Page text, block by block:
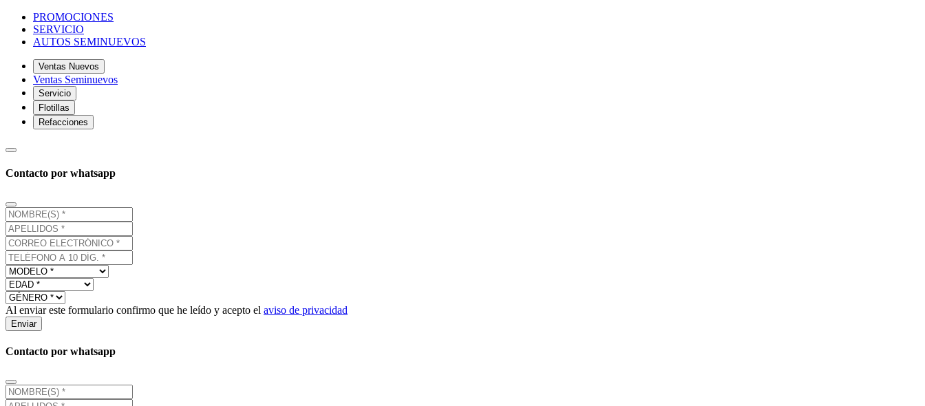
PROMOCIONES
SERVICIO
AUTOS SEMINUEVOS
Ventas Nuevos
Ventas Seminuevos
Servicio
Flotillas
Refacciones
Contacto por whatsapp
Al enviar este formulario confirmo que he leído y acepto el aviso de privacidad
Enviar
Contacto por whatsapp